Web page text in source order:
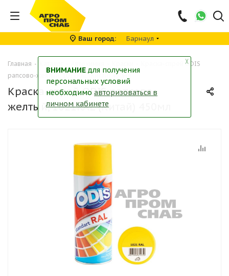
Ваш город Барнаул
Главная -
Краска-спрей ODIS
рапсово-желтый, 1021RAL (Китай) 450мл
Краска-спрей ODIS рапсово-
желтый, 1021RAL (Китай) 450мл
╳
ВНИМАНИЕ для получения
персональных условий
необходимо авторизоваться в
личном кабинете